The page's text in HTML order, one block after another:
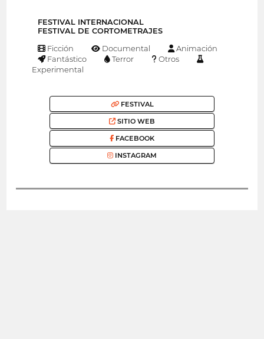
FESTIVAL INTERNACIONAL
FESTIVAL DE CORTOMETRAJES
Ficción Documental
Animación
Fantástico
Terror
Otros
Experimental
FESTIVAL
SITIO WEB
FACEBOOK
INSTAGRAM